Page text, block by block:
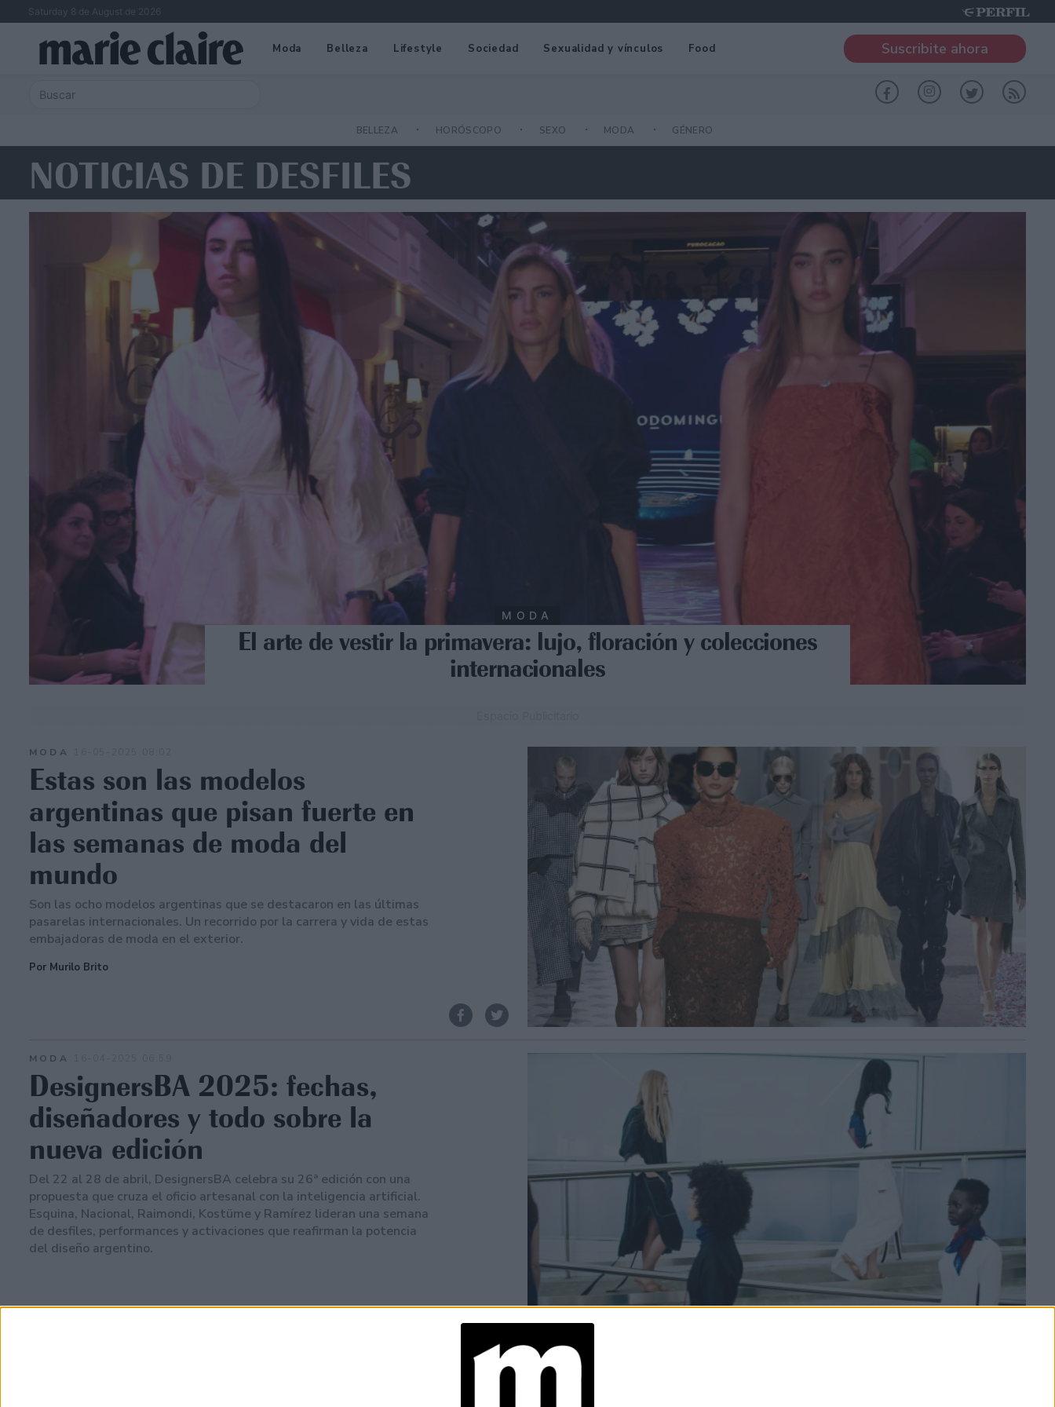
Saturday 8 de August de 2026
Moda Belleza Lifestyle Sociedad Sexualidad y vínculos Food Suscribite ahora
BELLEZA HORÓSCOPO SEXO MODA GÉNERO
NOTICIAS DE DESFILES
MODA
El arte de vestir la primavera: lujo, floración y colecciones
internacionales
MODA
Estas son las modelos
argentinas que pisan fuerte en
las semanas de moda del
mundo
Son las ocho modelos argentinas que se destacaron en las últimas
pasarelas internacionales. Un recorrido por la carrera y vida de estas
embajadoras de moda en el exterior.
Por Murilo Brito
MODA
DesignersBA 2025: fechas,
diseñadores y todo sobre la
nueva edición
Del 22 al 28 de abril, DesignersBA celebra su 26ª edición con una
propuesta que cruza el oficio artesanal con la inteligencia artificial.
Esquina, Nacional, Raimondi, Kostüme y Ramírez lideran una semana
de desfiles, performances y activaciones que reafirman la potencia
del diseño argentino.